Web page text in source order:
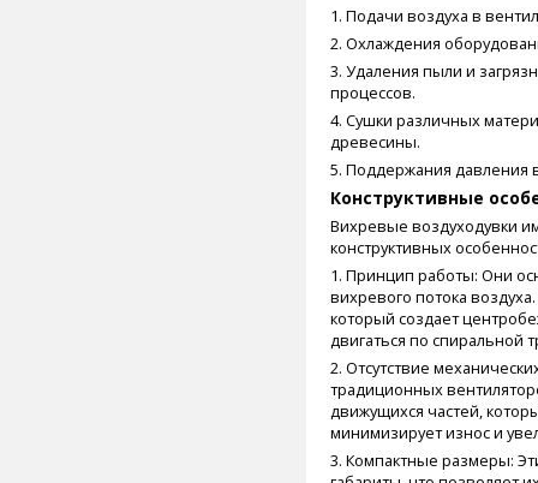
1. Подачи воздуха в
2. Охлаждения
3. Удаления пыли и
процессов.
4. Сушки различных
древесины.
5. Поддержания давления
Конструктивные
Вихревые воздуходувки
конструктивных
1. Принцип работы: Они
вихревого потока
который создает
двигаться по спиральной
2. Отсутствие
традиционных
движущихся частей,
минимизирует износ и
3. Компактные размеры: